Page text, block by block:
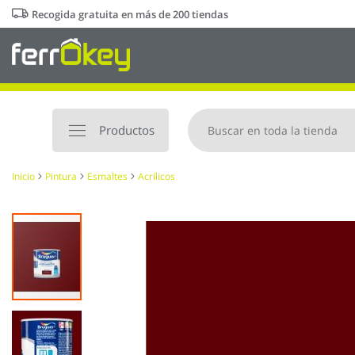
Ir
al
contenido
Recogida gratuita en más de 200 tiendas
Productos
Inicio Pintura Esmaltes Acrílicos
Saltar
final
galería
de
imágenes